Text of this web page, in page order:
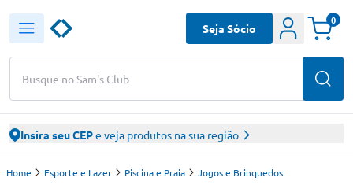
Busque no Sam's Club
Seja Sócio
0
Insira seu CEPe veja produtos na sua região
Home Esporte e Lazer Piscina e Praia Jogos e Brinquedos